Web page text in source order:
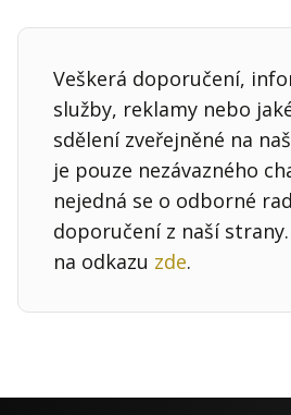
Obchodní podmínky
Hledaná fráze
Veškerá doporučení,
služby, reklamy nebo
sdělení zveřejněné na
je pouze nezávazného
nejedná se o odborné
doporučení z naší
na odkazu zde.